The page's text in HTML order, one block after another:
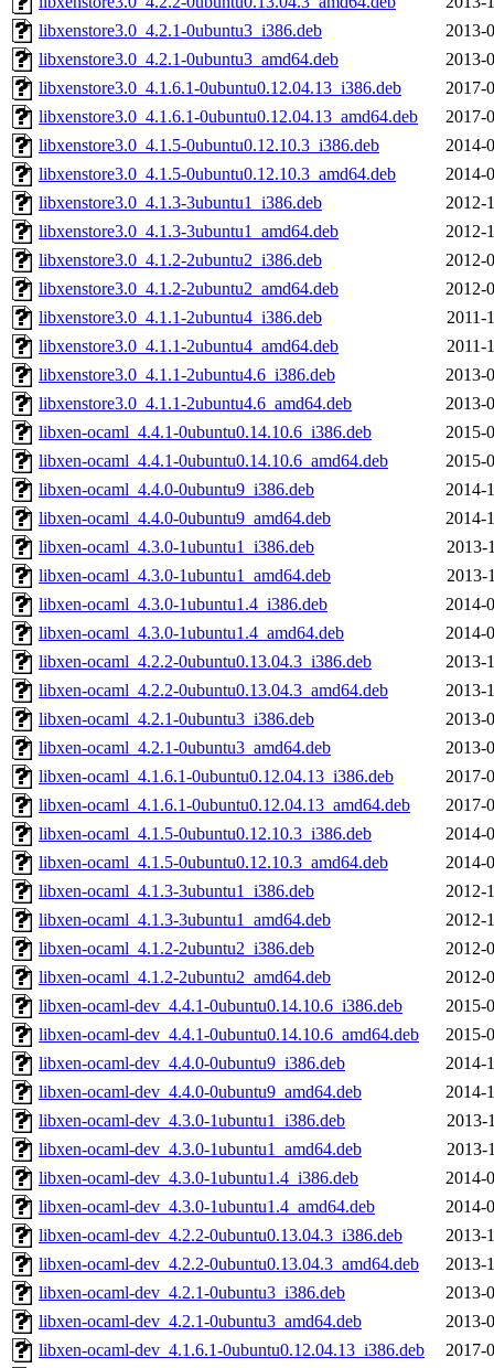
libxenstore3.0_4.2.1-0ubuntu3_i386.deb
2013-
libxenstore3.0_4.2.1-0ubuntu3_amd64.deb
2013-
libxenstore3.0_4.1.6.1-0ubuntu0.12.04.13_i386.deb
2017-
libxenstore3.0_4.1.6.1-0ubuntu0.12.04.13_amd64.deb
2017-
libxenstore3.0_4.1.5-0ubuntu0.12.10.3_i386.deb
2014-
libxenstore3.0_4.1.5-0ubuntu0.12.10.3_amd64.deb
2014-
libxenstore3.0_4.1.3-3ubuntu1_i386.deb
2012-
libxenstore3.0_4.1.3-3ubuntu1_amd64.deb
2012-
libxenstore3.0_4.1.2-2ubuntu2_i386.deb
2012-
libxenstore3.0_4.1.2-2ubuntu2_amd64.deb
2012-
libxenstore3.0_4.1.1-2ubuntu4_i386.deb
2011-
libxenstore3.0_4.1.1-2ubuntu4_amd64.deb
2011-
libxenstore3.0_4.1.1-2ubuntu4.6_i386.deb
2013-
libxenstore3.0_4.1.1-2ubuntu4.6_amd64.deb
2013-
libxen-ocaml_4.4.1-0ubuntu0.14.10.6_i386.deb
2015-
libxen-ocaml_4.4.1-0ubuntu0.14.10.6_amd64.deb
2015-
libxen-ocaml_4.4.0-0ubuntu9_i386.deb
2014-
libxen-ocaml_4.4.0-0ubuntu9_amd64.deb
2014-
libxen-ocaml_4.3.0-1ubuntu1_i386.deb
2013-
libxen-ocaml_4.3.0-1ubuntu1_amd64.deb
2013-
libxen-ocaml_4.3.0-1ubuntu1.4_i386.deb
2014-
libxen-ocaml_4.3.0-1ubuntu1.4_amd64.deb
2014-
libxen-ocaml_4.2.2-0ubuntu0.13.04.3_i386.deb
2013-
libxen-ocaml_4.2.2-0ubuntu0.13.04.3_amd64.deb
2013-
libxen-ocaml_4.2.1-0ubuntu3_i386.deb
2013-
libxen-ocaml_4.2.1-0ubuntu3_amd64.deb
2013-
libxen-ocaml_4.1.6.1-0ubuntu0.12.04.13_i386.deb
2017-
libxen-ocaml_4.1.6.1-0ubuntu0.12.04.13_amd64.deb
2017-
libxen-ocaml_4.1.5-0ubuntu0.12.10.3_i386.deb
2014-
libxen-ocaml_4.1.5-0ubuntu0.12.10.3_amd64.deb
2014-
libxen-ocaml_4.1.3-3ubuntu1_i386.deb
2012-
libxen-ocaml_4.1.3-3ubuntu1_amd64.deb
2012-
libxen-ocaml_4.1.2-2ubuntu2_i386.deb
2012-
libxen-ocaml_4.1.2-2ubuntu2_amd64.deb
2012-
libxen-ocaml-dev_4.4.1-0ubuntu0.14.10.6_i386.deb
2015-
libxen-ocaml-dev_4.4.1-0ubuntu0.14.10.6_amd64.deb
2015-
libxen-ocaml-dev_4.4.0-0ubuntu9_i386.deb
2014-
libxen-ocaml-dev_4.4.0-0ubuntu9_amd64.deb
2014-
libxen-ocaml-dev_4.3.0-1ubuntu1_i386.deb
2013-
libxen-ocaml-dev_4.3.0-1ubuntu1_amd64.deb
2013-
libxen-ocaml-dev_4.3.0-1ubuntu1.4_i386.deb
2014-
libxen-ocaml-dev_4.3.0-1ubuntu1.4_amd64.deb
2014-
libxen-ocaml-dev_4.2.2-0ubuntu0.13.04.3_i386.deb
2013-
libxen-ocaml-dev_4.2.2-0ubuntu0.13.04.3_amd64.deb
2013-
libxen-ocaml-dev_4.2.1-0ubuntu3_i386.deb
2013-
libxen-ocaml-dev_4.2.1-0ubuntu3_amd64.deb
2013-
libxen-ocaml-dev_4.1.6.1-0ubuntu0.12.04.13_i386.deb
2017-